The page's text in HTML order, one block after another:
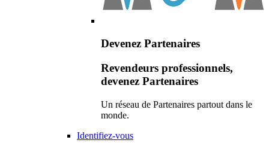
Devenez Partenaires
Revendeurs professionnels,
devenez Partenaires
Un réseau de Partenaires partout dans le
monde.
Identifiez-vous